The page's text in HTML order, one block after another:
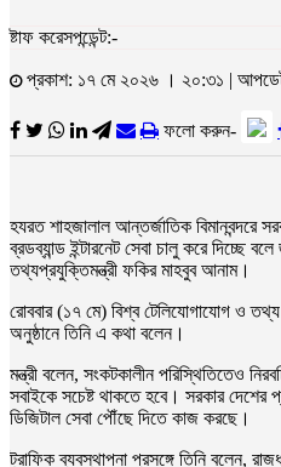
ষ্টাফ করেসপন্ডেন্ট:-
প্রকাশ: ১৭ মে ২০২৬ । ২০:৩১ |
ফলো করুন-
হযরত শাহজালাল আন্তর্জাতিক বিমানবন্দরে
ব্রডব্যান্ড ইন্টারনেট সেবা চালু করে দিচ্ছে
তথ্যপ্রযুক্তিমন্ত্রী ফকির মাহবুব আনাম।
রোববার (১৭ মে) বিশ্ব টেলিযোগাযোগ ও
অনুষ্ঠানে তিনি এ কথা বলেন।
মন্ত্রী বলেন, সংকটকালীন পরিস্থিতিতেও
সবাইকে সচেষ্ট থাকতে হবে। সরকার দেশের
ডিজিটাল সেবা পৌঁছে দিতে কাজ করছে।
ট্রাফিক ব্যবস্থাপনা প্রসঙ্গে তিনি বলেন,